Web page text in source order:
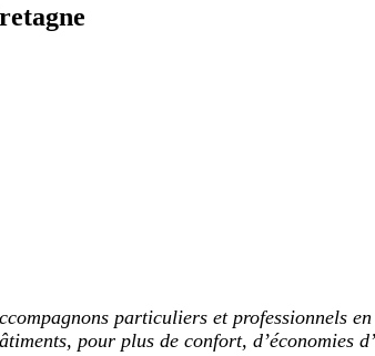
particuliers et professionnels
pour plus de confort, d’économies